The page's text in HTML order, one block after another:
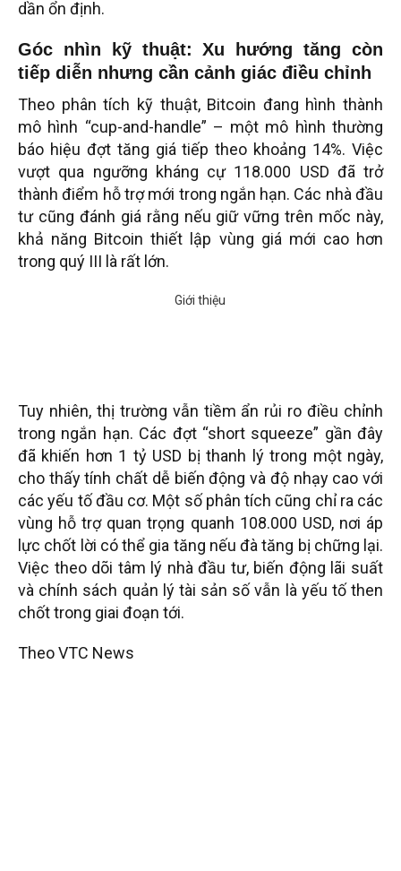
dần ổn định.
Góc nhìn kỹ thuật: Xu hướng tăng còn
tiếp diễn nhưng cần cảnh giác điều chỉnh
Theo phân tích kỹ thuật, Bitcoin đang hình thành
mô hình “cup-and-handle” – một mô hình thường
báo hiệu đợt tăng giá tiếp theo khoảng 14%. Việc
vượt qua ngưỡng kháng cự 118.000 USD đã trở
thành điểm hỗ trợ mới trong ngắn hạn. Các nhà đầu
tư cũng đánh giá rằng nếu giữ vững trên mốc này,
khả năng Bitcoin thiết lập vùng giá mới cao hơn
trong quý III là rất lớn.
Tuy nhiên, thị trường vẫn tiềm ẩn rủi ro điều chỉnh
trong ngắn hạn. Các đợt “short squeeze” gần đây
đã khiến hơn 1 tỷ USD bị thanh lý trong một ngày,
cho thấy tính chất dễ biến động và độ nhạy cao với
các yếu tố đầu cơ. Một số phân tích cũng chỉ ra các
vùng hỗ trợ quan trọng quanh 108.000 USD, nơi áp
lực chốt lời có thể gia tăng nếu đà tăng bị chững lại.
Việc theo dõi tâm lý nhà đầu tư, biến động lãi suất
và chính sách quản lý tài sản số vẫn là yếu tố then
chốt trong giai đoạn tới.
Theo VTC News